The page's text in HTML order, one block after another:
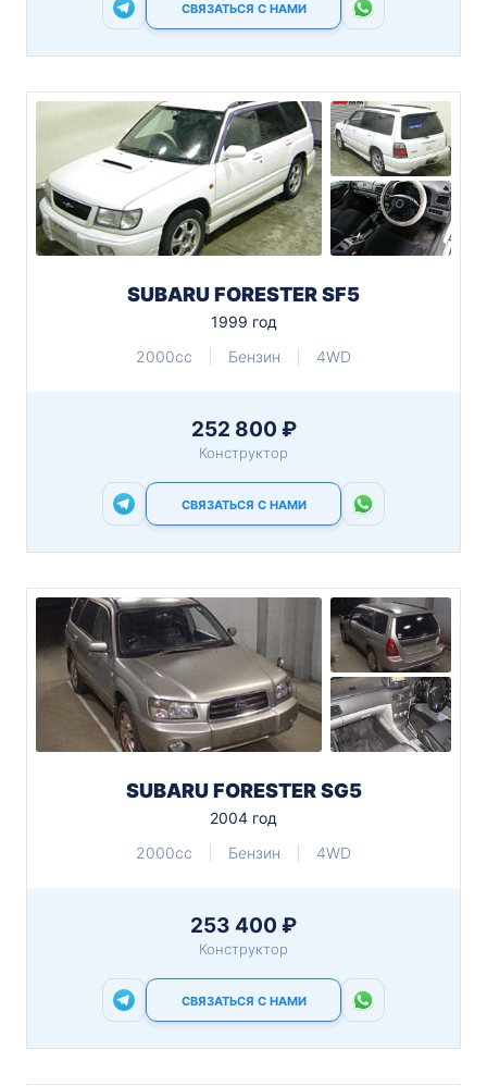
СВЯЗАТЬСЯ С НАМИ
SUBARU FORESTER SF5
1999 год
2000cc
Бензин 4WD
252 800 ₽
Конструктор
СВЯЗАТЬСЯ С НАМИ
SUBARU FORESTER SG5
2004 год
2000cc
Бензин 4WD
253 400 ₽
Конструктор
СВЯЗАТЬСЯ С НАМИ